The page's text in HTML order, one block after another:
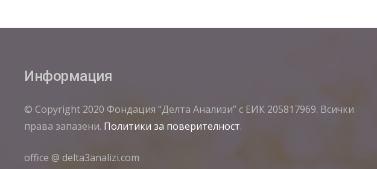
Информация
© Copyright 2020 Фондация “Делта Анализи” с ЕИК 205817969. Всички
права запазени. Политики за поверителност.
office @ delta3analizi.com